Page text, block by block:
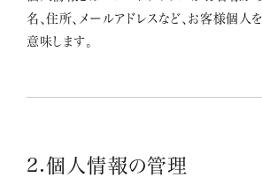
名、住所、メールアドレスなど、お客様個人
意味します。
2.個人情報の管理